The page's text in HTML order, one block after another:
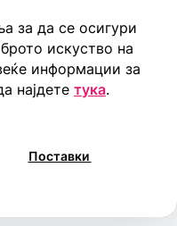
амбасада во
е
за да се осигури
искуство на
информации за
најдете тука.
Поставки